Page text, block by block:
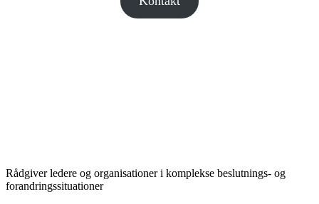
Rådgiver ledere og organisationer i komplekse beslutnings- og
forandringssituationer